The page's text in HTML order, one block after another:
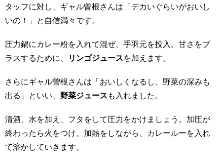
タッフに対し、ギャル曽根さんは「デカいぐらいがおいし
いの！」と自信満々です。
圧力鍋にカレー粉を入れて混ぜ、手羽元を投入。甘さをプ
ラスするために、
リンゴジュースを加えます。
さらにギャル曽根さんは「おいしくなるし、野菜の深みも
出る」といい、 野菜ジュースも入れました。
清酒、水を加え、フタをして圧力をかけましょう。加圧が
終わったら火をつけ、加熱をしながら、カレールーを入れ
て溶かしていきます。